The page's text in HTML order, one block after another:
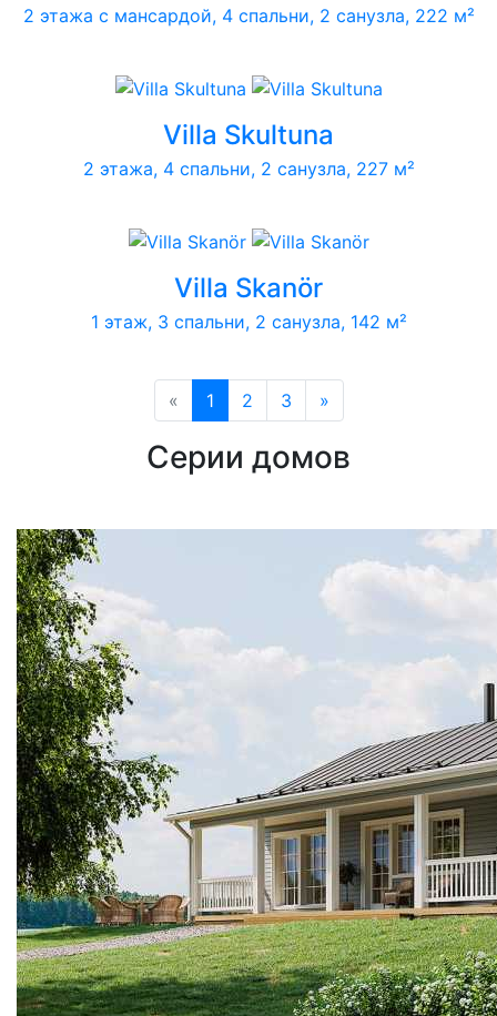
2 этажа с мансардой, 4 спальни, 2 санузла, 222 м²
Villa Skultuna
2 этажа, 4 спальни, 2 санузла, 227 м²
Villa Skanör
1 этаж, 3 спальни, 2 санузла, 142 м²
« 1 2 3 »
Серии домов